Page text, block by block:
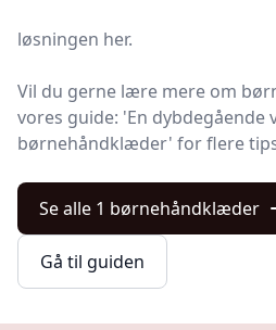
løsningen her.
Vil du gerne lære mere om
vores guide: 'En dybdegående
børnehåndklæder' for flere
Se alle 1 børnehåndklæder
Gå til guiden